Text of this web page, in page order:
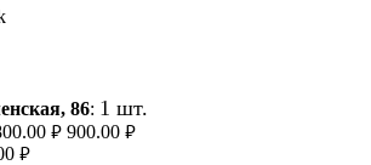
86: 1 шт.
руб. 900.00 руб.
руб.